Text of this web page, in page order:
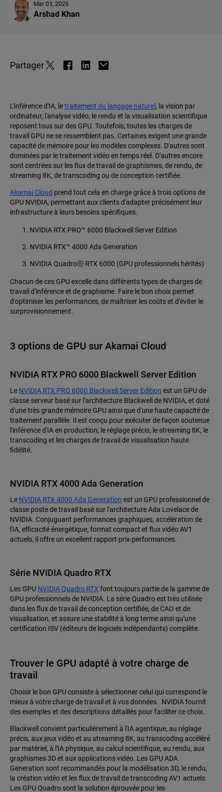
Mar 03, 2026
Arshad Khan
Partager
L'inférence d'IA, letraitement du langage naturel , la vision par
ordinateur, l'analyse vidéo, le rendu et la visualisation scientifique
reposent tous sur des GPU. Toutefois, toutes les charges de
travail GPU ne se ressemblent pas. Certaines exigent une grande
capacité de mémoire pour les modèles complexes. D'autres sont
dominées par le traitement vidéo en temps réel. D'autres encore
sont centrées sur les flux de travail de graphismes, de rendu, de
streaming 8K, de transcoding ou de conception certifiée.
Akamai Cloud prend tout cela en charge grâce à trois options de
GPU NVIDIA, permettant aux clients d'adapter précisément leur
infrastructure à leurs besoins spécifiques.
NVIDIA RTX PRO™ 6000 Blackwell Server Edition
NVIDIA RTX™ 4000 Ada Generation
NVIDIA QuadroⓇ RTX 6000 (GPU professionnels hérités)
Chacun de ces GPU excelle dans différents types de charges de
travail d'inférence et de graphisme. Faire le bon choix permet
d'optimiser les performances, de maîtriser les coûts et d'éviter le
surprovisionnement.
3 options de GPU sur Akamai Cloud
NVIDIA RTX PRO 6000 Blackwell Server Edition
Le NVIDIA RTX PRO 6000 Blackwell Server Edition est un GPU de
classe serveur basé sur l'architecture Blackwell de NVIDIA, et doté
d'une très grande mémoire GPU ainsi que d'une haute capacité de
traitement parallèle. Il est conçu pour exécuter de façon soutenue
l'inférence d'IA en production, le réglage précis, le streaming 8K, le
transcoding et les charges de travail de visualisation haute
fidélité.
NVIDIA RTX 4000 Ada Generation
Le NVIDIA RTX 4000 Ada Generation est un GPU professionnel de
classe poste de travail basé sur l'architecture Ada Lovelace de
NVIDIA. Conjuguant performances graphiques, accélération de
l'IA, efficacité énergétique, format compact et flux vidéo AV1
actuels, il offre un excellent rapport prix-performances.
Série NVIDIA Quadro RTX
Les GPU NVIDIA Quadro RTX font toujours partie de la gamme de
GPU professionnels de NVIDIA. La série Quadro est très utilisée
dans les flux de travail de conception certifiée, de CAO et de
visualisation, et assure une stabilité à long terme ainsi qu'une
certification ISV (éditeurs de logiciels indépendants) complète.
Trouver le GPU adapté à votre charge de
travail
Choisir le bon GPU consiste à sélectionner celui qui correspond le
mieux à votre charge de travail et à vos données. NVIDIA fournit
des exemples et des descriptions détaillés pour faciliter ce choix.
Blackwell convient particulièrement à l'IA agentique, au réglage
précis, aux jeux vidéo et au streaming 8K, au transcoding accéléré
par matériel, à l'IA physique, au calcul scientifique, au rendu, aux
graphismes 3D et aux applications vidéo. Les GPU ADA
Generation sont recommandés pour la modélisation 3D, le rendu,
la création vidéo et les flux de travail de transcoding AV1 actuels.
Les GPU Quadro sont la solution éprouvée pour les